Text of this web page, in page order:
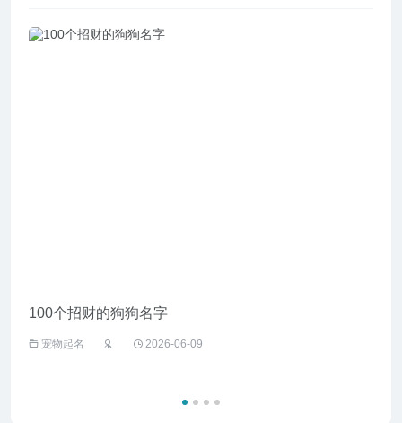
100个招财的狗狗名字
宠物起名 2026-06-09